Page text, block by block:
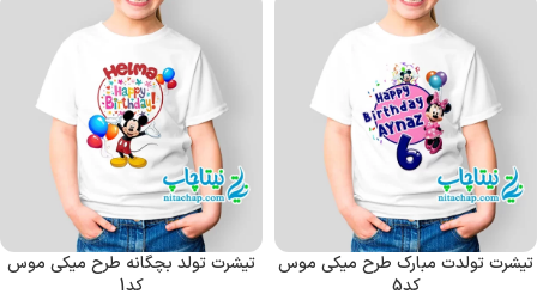
تیشرت تولدت مبارک طرح میکی موس
کد5
تیشرت تولد بچگانه طرح میکی موس
کد1